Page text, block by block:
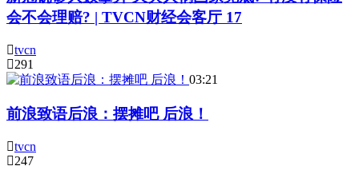
会不会理赔? | TVCN财经会客厅 17
tvcn
291
03:21
前浪致语后浪：摆摊吧 后浪！
tvcn
247